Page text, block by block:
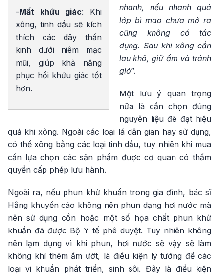
-Mất khứu giác: Khi
xông, tinh dầu sẽ kích
thích các dây thần
kinh dưới niêm mạc
mũi, giúp khả năng
phục hồi khứu giác tốt
hơn.
nhanh, nếu nhanh quá
lớp bì mao chưa mở ra
cũng không có tác
dụng. Sau khi xông cần
lau khô, giữ ấm và tránh
gió”.
Một lưu ý quan trọng
nữa là cần chọn đúng
nguyên liệu để đạt hiệu
quả khi xông. Ngoài các loại lá dân gian hay sử dụng,
có thể xông bằng các loại tinh dầu, tuy nhiên khi mua
cần lựa chọn các sản phẩm được cơ quan có thẩm
quyền cấp phép lưu hành.
Ngoài ra, nếu phun khử khuẩn trong gia đình, bác sĩ
Hằng khuyến cáo không nên phun dạng hơi nước mà
nên sử dụng cồn hoặc một số họa chất phun khử
khuẩn đã được Bộ Y tế phê duyệt. Tuy nhiên không
nên lạm dụng vì khi phun, hơi nước sẽ vậy sẽ làm
không khí thêm ẩm ướt, là điều kiện lý tưởng để các
loại vi khuẩn phát triển, sinh sôi. Đây là điều kiện